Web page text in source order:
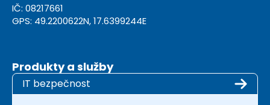
IČ: 08217661
GPS: 49.2200622N, 17.6399244E
Produkty a služby
IT bezpečnost